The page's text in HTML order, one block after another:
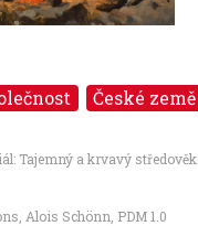
České země
Tajemný a krvavý středověk
Alois Schönn PDM 1.0